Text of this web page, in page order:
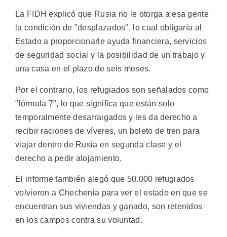
La FIDH explicó que Rusia no le otorga a esa gente
la condición de "desplazados", lo cual obligaría al
Estado a proporcionarle ayuda financiera, servicios
de seguridad social y la posibilidad de un trabajo y
una casa en el plazo de seis meses.
Por el contrario, los refugiados son señalados como
"fórmula 7", lo que significa que están solo
temporalmente desarraigados y les da derecho a
recibir raciones de víveres, un boleto de tren para
viajar dentro de Rusia en segunda clase y el
derecho a pedir alojamiento.
El informe también alegó que 50.000 refugiados
volvieron a Chechenia para ver el estado en que se
encuentran sus viviendas y ganado, son retenidos
en los campos contra su voluntad.